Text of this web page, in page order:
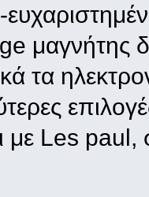
μαγνήτης
τα
με Les